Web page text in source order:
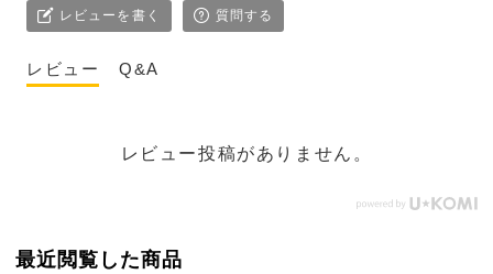
レビューを書く 質問する
レビュー Q&A
レビュー投稿がありません。
最近閲覧した商品